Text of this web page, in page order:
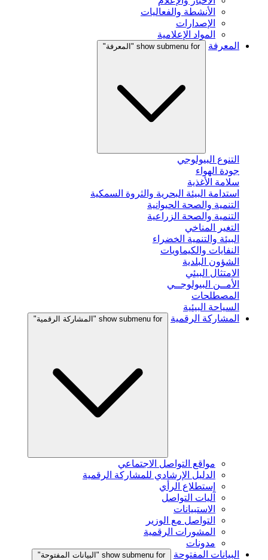
الأنشطة والفعاليات
الإصدارات
المواد الإعلامية
المعرفة
show submenu for "المعرفة"
التنوع البيولوجي
جودة الهواء
سلامة الأغذية
استدامة البيئة البحرية والثروة السمكية
التنمية والصحة الحيوانية
التنمية والصحة الزراعية
التغير المناخي
البيئة والتنمية الخضراء
النفايات والكيماويات
الشؤون البلدية
الامتثال البيئي
الأمــن البيولوجــي
المصطلحات
السياحة البيئية
المشاركة الرقمية
show submenu for "المشاركة الرقمية"
مواقع التواصل الاجتماعي
الدليل الإرشادي للمشاركة الرقمية
إستطلاع الرأي
آليات التواصل
الاستبيانات
التواصل مع الوزير
المشورات الرقمية
مدونات
البيانات المفتوحة
show submenu for "البيانات المفتوحة"